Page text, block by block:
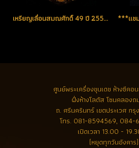
เหรียญเลื่อนสมณศักดิ์ 49 ปี 2553 เนื้อทองคำ No.25 สวยแชมป์
ศูนย์พระเครื่องขุนเดช ห้างซีคอ
ฝั่งห้างโลตัส โซนคลอง
ถ. ศรีนครินทร์ เขตประเวศ ก
โทร. 081-8594569, 084-
เปิดเวลา 13.00 -
(หยุดทุกวันอังคาร)